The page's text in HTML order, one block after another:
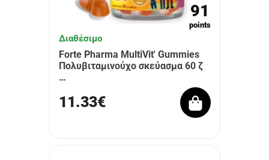
91
points
Διαθέσιμο
Forte Pharma MultiVit' Gummies
Πολυβιταμινούχο σκεύασμα 60 ζ
…
11.33€